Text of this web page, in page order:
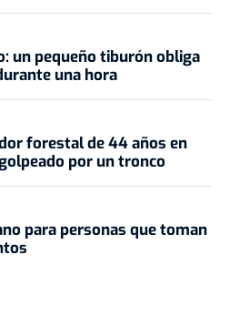
un pequeño tiburón obliga
una hora
forestal de 44 años en
por un tronco
para personas que toman